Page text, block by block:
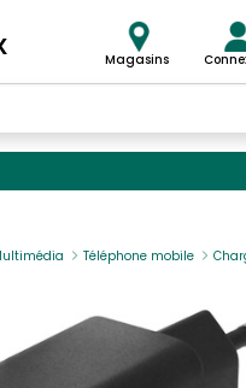
Magasins
Téléphone mobile